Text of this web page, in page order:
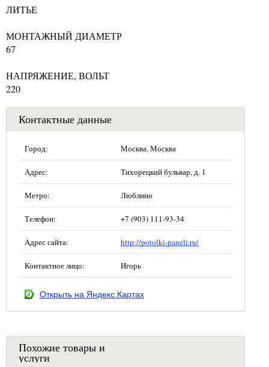
ЛИТЬЕ
МОНТАЖНЫЙ ДИАМЕТР
67
НАПРЯЖЕНИЕ, ВОЛЬТ
220
Контактные данные
Город: Москва, Москва
Адрес: Тихорецкий бульвар, д. 1
Метро: Люблино
Телефон: +7 (903) 111-93-34
Адрес сайта: http://potolki-paneli.ru/
Контактное лицо: Игорь
Открыть на Яндекс.Картах
Похожие товары и
услуги